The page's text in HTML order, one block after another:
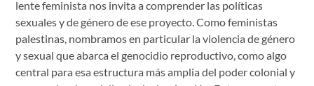
lente feminista nos invita a comprender las políticas
sexuales y de género de ese proyecto. Como feministas
palestinas, nombramos en particular la violencia de género
y sexual que abarca el genocidio reproductivo, como algo
central para esa estructura más amplia del poder colonial y